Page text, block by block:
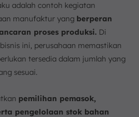
adalah contoh kegiatan
manufaktur yang berperan
proses produksi. Di
ini, perusahaan memastikan
tersedia dalam jumlah yang
sesuai.
pemilihan pemasok,
pengelolaan stok bahan